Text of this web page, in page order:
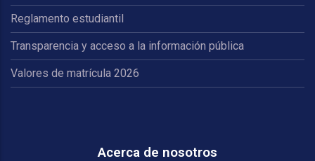
Reglamento estudiantil
Transparencia y acceso a la información pública
Valores de matrícula 2026
Acerca de nosotros